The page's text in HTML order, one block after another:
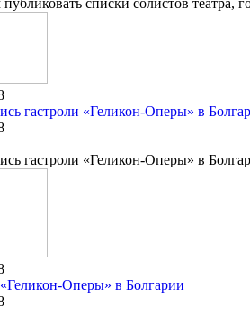
списки солистов театра,
гастроли «Геликон-Оперы» в
гастроли «Геликон-Оперы» в
Оперы» в Болгарии